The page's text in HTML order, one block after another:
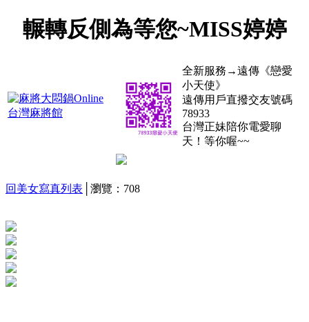
輾轉反側為等您~MISS婷婷
全新服務→遠傳《戀愛
小天使》
遠傳用戶直撥交友號碼
78933
台灣正妹陪你電愛聊
天！等你喔~~
回美女寫真列表 │瀏覽：708